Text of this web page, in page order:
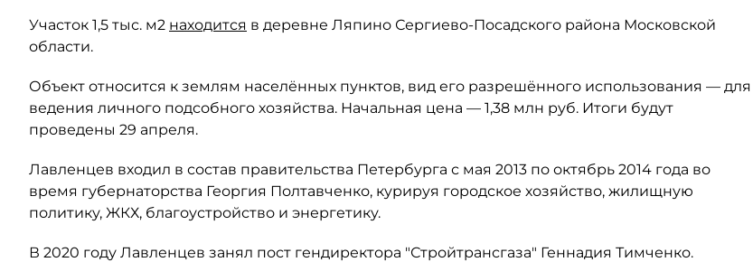
Участок 1,5 тыс. м2 находится в деревне Ляпино Сергиево-Посадского района Московской
области.
Объект относится к землям населённых пунктов, вид его разрешённого использования — для
ведения личного подсобного хозяйства. Начальная цена — 1,38 млн руб. Итоги будут
проведены 29 апреля.
Лавленцев входил в состав правительства Петербурга с мая 2013 по октябрь 2014 года во
время губернаторства Георгия Полтавченко, курируя городское хозяйство, жилищную
политику, ЖКХ, благоустройство и энергетику.
В 2020 году Лавленцев занял пост гендиректора "Стройтрансгаза" Геннадия Тимченко.